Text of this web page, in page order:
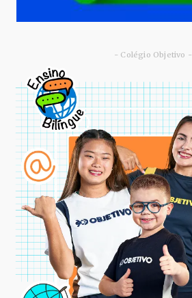
- Colégio Objetivo -